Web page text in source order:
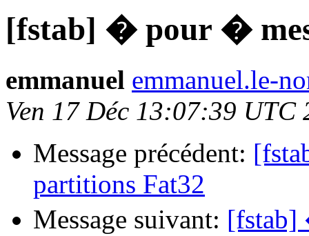
[fstab] � pour �
emmanuel emmanuel.le-
Ven 17 Déc 13:07:39 UTC
Message précédent:
partitions Fat32
Message suivant: [fstab]